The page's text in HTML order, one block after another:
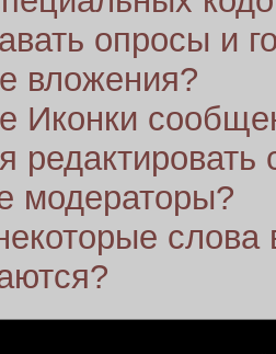
опросы и
вложения?
Иконки
модераторы?